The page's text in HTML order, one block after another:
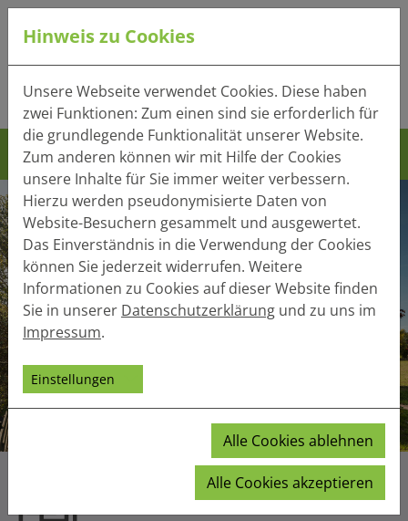
Tel.:+49 (0) 41 32 - 220
Mail:info(at)heger-holzbau.de
Hinweis zu Cookies
Unsere Webseite verwendet Cookies. Diese haben
zwei Funktionen: Zum einen sind sie erforderlich für
die grundlegende Funktionalität unserer Website.
Zum anderen können wir mit Hilfe der Cookies
unsere Inhalte für Sie immer weiter verbessern.
Hierzu werden pseudonymisierte Daten von
Website-Besuchern gesammelt und ausgewertet.
Das Einverständnis in die Verwendung der Cookies
können Sie jederzeit widerrufen. Weitere
Informationen zu Cookies auf dieser Website finden
Sie in unserer Datenschutzerklärung und zu uns im
Impressum.
Einstellungen
Alle Cookies ablehnen
Alle Cookies akzeptieren